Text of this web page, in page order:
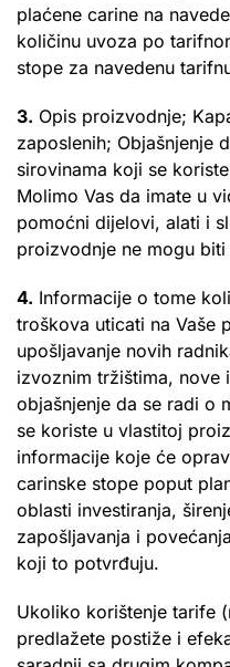
plaćene carine na
količinu uvoza po
stope za navedenu
3. Opis proizvodnje;
zaposlenih; Objašnjenje
sirovinama koji se
Molimo Vas da imate u
pomoćni dijelovi, alati i
proizvodnje ne mogu
4. Informacije o tome
troškova uticati na Vaše
upošljavanje novih
izvoznim tržištima, nove
objašnjenje da se radi o
se koriste u vlastitoj
informacije koje će
carinske stope poput
oblasti investiranja,
zapošljavanja i
koji to potvrđuju.
Ukoliko korištenje tarife
predlažete postiže i